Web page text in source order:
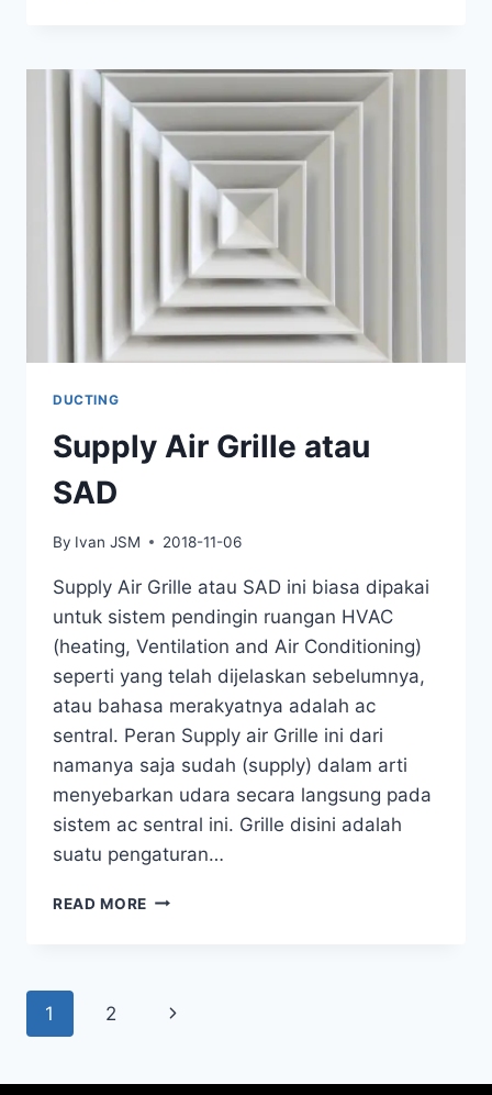
DUCTING
Supply Air Grille atau
SAD
By Ivan JSM 2018-11-06
Supply Air Grille atau SAD ini biasa dipakai
untuk sistem pendingin ruangan HVAC
(heating, Ventilation and Air Conditioning)
seperti yang telah dijelaskan sebelumnya,
atau bahasa merakyatnya adalah ac
sentral. Peran Supply air Grille ini dari
namanya saja sudah (supply) dalam arti
menyebarkan udara secara langsung pada
sistem ac sentral ini. Grille disini adalah
suatu pengaturan…
READ MORE
1 2